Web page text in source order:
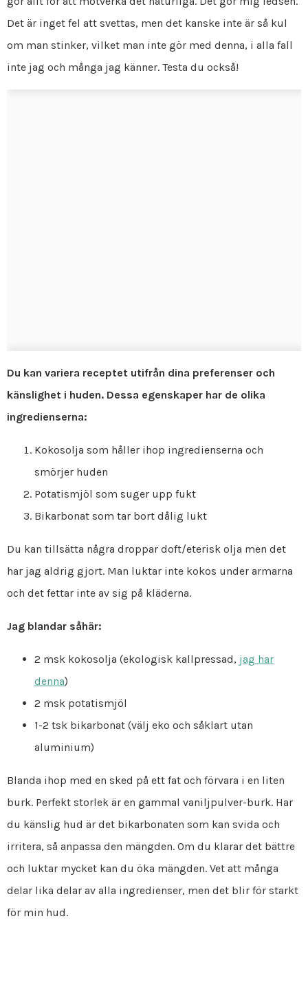
Det är inget fel att svettas, men det kanske inte är så kul
om man stinker, vilket man inte gör med denna, i alla fall
inte jag och många jag känner. Testa du också!
Du kan variera receptet utifrån dina preferenser och
känslighet i huden. Dessa egenskaper har de olika
ingredienserna:
Kokosolja som håller ihop ingredienserna och
smörjer huden
Potatismjöl som suger upp fukt
Bikarbonat som tar bort dålig lukt
Du kan tillsätta några droppar doft/eterisk olja men det
har jag aldrig gjort. Man luktar inte kokos under armarna
och det fettar inte av sig på kläderna.
Jag blandar såhär:
2 msk kokosolja (ekologisk kallpressad, jag har
denna)
2 msk potatismjöl
1-2 tsk bikarbonat (välj eko och såklart utan
aluminium)
Blanda ihop med en sked på ett fat och förvara i en liten
burk. Perfekt storlek är en gammal vaniljpulver-burk. Har
du känslig hud är det bikarbonaten som kan svida och
irritera, så anpassa den mängden. Om du klarar det bättre
och luktar mycket kan du öka mängden. Vet att många
delar lika delar av alla ingredienser, men det blir för starkt
för min hud.